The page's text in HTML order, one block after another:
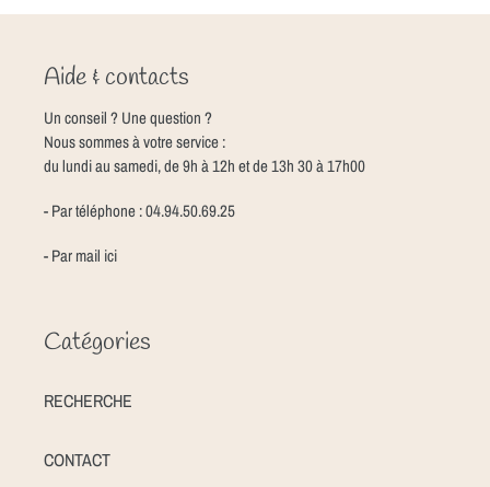
Aide & contacts
Un conseil ? Une question ?
Nous sommes à votre service :
du lundi au samedi, de 9h à 12h et de 13h 30 à 17h00
- Par téléphone : 04.94.50.69.25
- Par mail ici
Catégories
RECHERCHE
CONTACT